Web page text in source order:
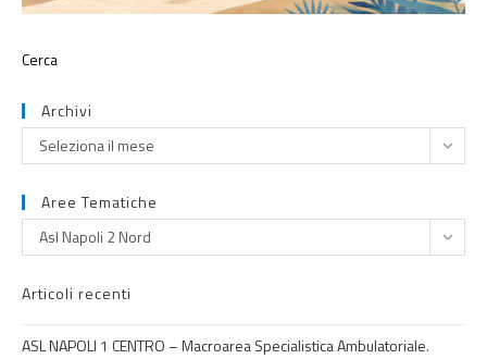
Archivi
Seleziona il mese
Aree Tematiche
Asl Napoli 2 Nord
Articoli recenti
ASL NAPOLI 1 CENTRO – Macroarea Specialistica Ambulatoriale.